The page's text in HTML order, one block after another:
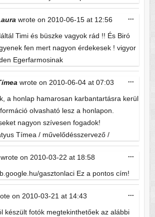
wrote on 2010-06-15 at 12:56
Timi és büszke vagyok rád !! És Biró
fen mert nagyon érdekesek ! vigyor
Egerfarmosinak
...
wrote on 2010-06-04 at 07:03
a honlap hamarosan karbantartásra kerül
olvasható lesz a honlapon.
nagyon szívesen fogadok!
Tímea / művelődésszervező /
...
wrote on 2010-03-22 at 18:58
gasztonlaci Ez a pontos cím!
...
on 2010-03-21 at 14:43
készült fotók megtekinthetőek az alábbi
...